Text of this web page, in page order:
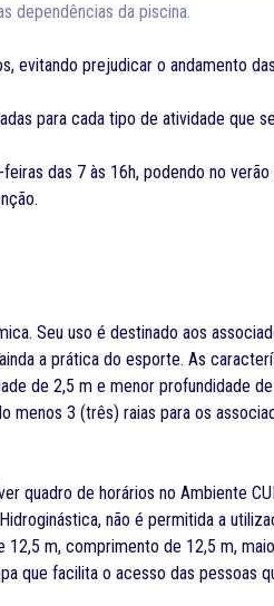
dependências da piscina.
evitando prejudicar o andamento
para cada tipo de atividade que
das 7 às 16h, podendo no
Seu uso é destinado aos
a prática do esporte. As
de 2,5 m e menor profundidade
menos 3 (três) raias para os
quadro de horários no Ambiente
não é permitida a
m, comprimento de 12,5 m,
que facilita o acesso das pessoas